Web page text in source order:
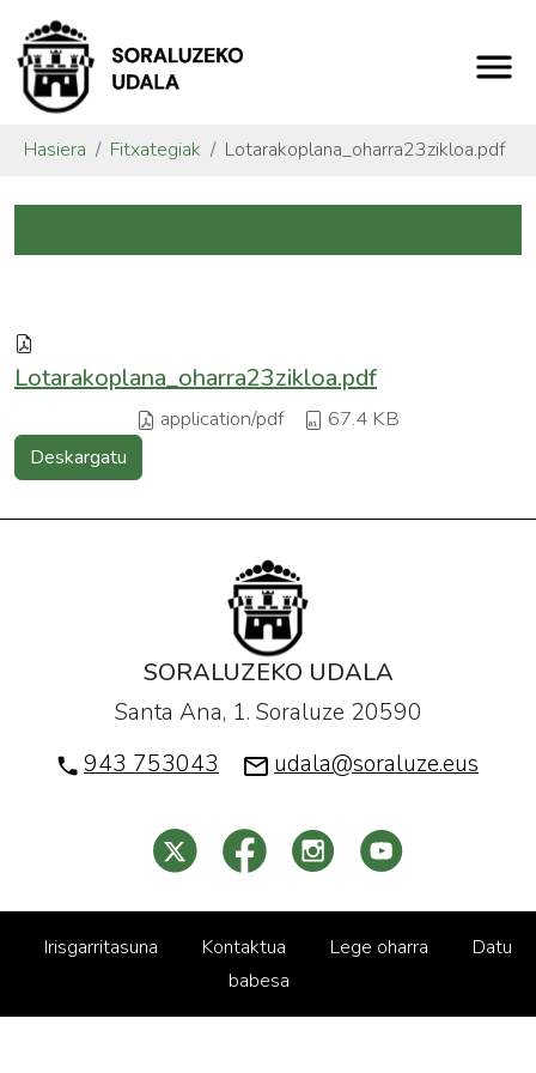
Hasiera Fitxategiak Lotarakoplana_oharra23zikloa.pdf
Lotarakoplana_oharra23zikloa.pdf
application/pdf 67.4 KB
Deskargatu
SORALUZEKO UDALA
Santa Ana, 1. Soraluze 20590
943 753043
udala@soraluze.eus
Irisgarritasuna Kontaktua Lege oharra
Datu
babesa